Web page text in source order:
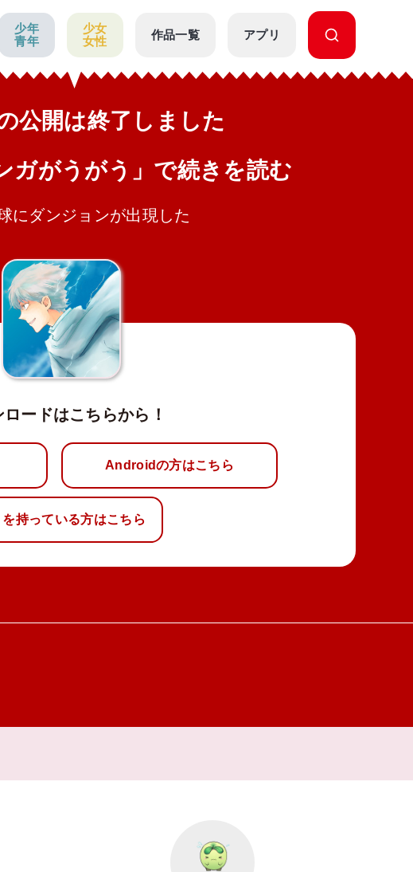
少年
青年
少女
女性
作品一覧 アプリ
公開は終了しました
ガがうがう」で続きを読む
にダンジョンが出現した
ロードはこちらから！
Androidの方はこちら
持っている方はこちら